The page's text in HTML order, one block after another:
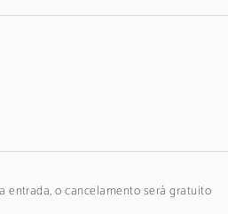
entrada, o cancelamento será gratuito